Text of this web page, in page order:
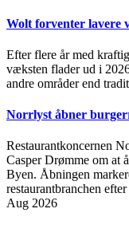
Wolt forventer lavere
Efter flere år med
væksten flader ud i
andre områder end
Norrlyst åbner
Restaurantkoncernen
Casper Drømme om at
Byen. Åbningen
restaurantbranchen
Aug 2026